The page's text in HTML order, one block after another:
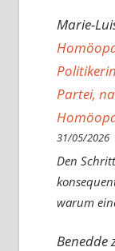
Marie-
Partei,
31/05/2026
Den
warum
Benedde